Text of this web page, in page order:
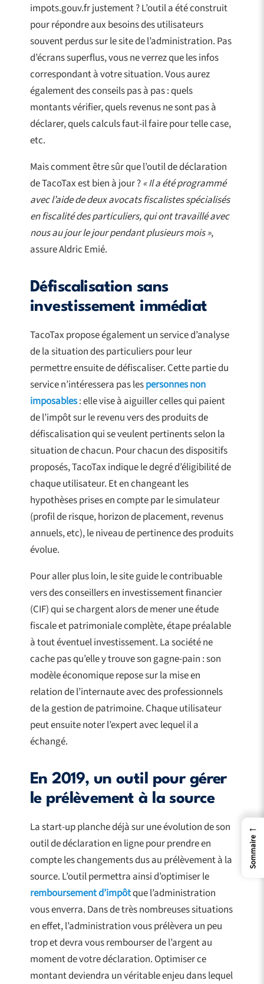
impots.gouv.fr justement ? L’outil a été construit
pour répondre aux besoins des utilisateurs
souvent perdus sur le site de l’administration. Pas
d’écrans superflus, vous ne verrez que les infos
correspondant à votre situation. Vous aurez
également des conseils pas à pas : quels
montants vérifier, quels revenus ne sont pas à
déclarer, quels calculs faut-il faire pour telle case,
etc.
Mais comment être sûr que l’outil de déclaration
de TacoTax est bien à jour ?« Il a été programmé
avec l’aide de deux avocats fiscalistes spécialisés
en fiscalité des particuliers, qui ont travaillé avec
nous au jour le jour pendant plusieurs mois »,
assure Aldric Emié.
Défiscalisation sans
investissement immédiat
TacoTax propose également un service d’analyse
de la situation des particuliers pour leur
permettre ensuite de défiscaliser. Cette partie du
service n’intéressera pas lespersonnes non
imposables: elle vise à aiguiller celles qui paient
de l’impôt sur le revenu vers des produits de
défiscalisation qui se veulent pertinents selon la
situation de chacun. Pour chacun des dispositifs
proposés, TacoTax indique le degré d’éligibilité de
chaque utilisateur. Et en changeant les
hypothèses prises en compte par le simulateur
(profil de risque, horizon de placement, revenus
annuels, etc), le niveau de pertinence des produits
évolue.
Pour aller plus loin, le site guide le contribuable
vers des conseillers en investissement financier
(CIF) qui se chargent alors de mener une étude
fiscale et patrimoniale complète, étape préalable
à tout éventuel investissement. La société ne
cache pas qu’elle y trouve son gagne-pain : son
modèle économique repose sur la mise en
relation de l’internaute avec des professionnels
de la gestion de patrimoine. Chaque utilisateur
peut ensuite noter l’expert avec lequel il a
échangé.
En 2019, un outil pour gérer
le prélèvement à la source
La start-up planche déjà sur une évolution de son
outil de déclaration en ligne pour prendre en
compte les changements dus au prélèvement à la
source. L’outil permettra ainsi d’optimiser le
remboursement d’impôtque l’administration
vous enverra. Dans de très nombreuses situations
en effet, l’administration vous prélèvera un peu
trop et devra vous rembourser de l’argent au
moment de votre déclaration. Optimiser ce
montant deviendra un véritable enjeu dans lequel
←
Sommaire